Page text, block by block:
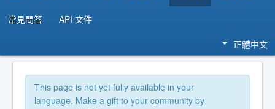
常見問答 API 文件
正體中文
This page is not yet fully available in your
language. Make a gift to your community by